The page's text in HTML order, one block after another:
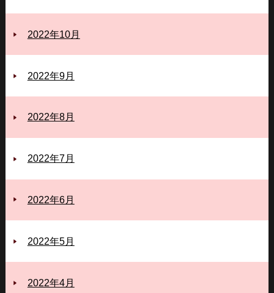
2022年10月
2022年9月
2022年8月
2022年7月
2022年6月
2022年5月
2022年4月